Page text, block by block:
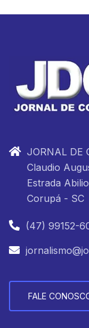
JORNAL DE
Claudio
Estrada
Corupá - SC
(47) 99152-
FALE